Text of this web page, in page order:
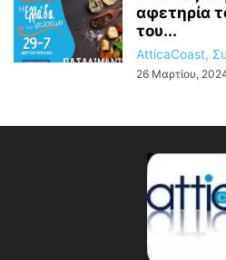
αφετηρία
του...
AtticaCoast,
26 Μαρτίου,